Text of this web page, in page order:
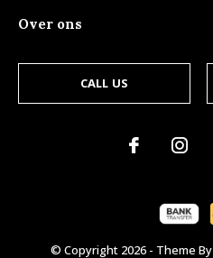
Over ons
CALL US
© Copyright 2026- Theme By